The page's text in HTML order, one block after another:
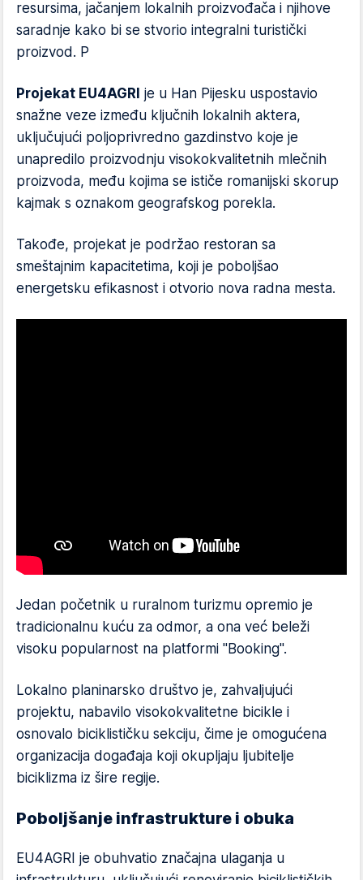
resursima, jačanjem lokalnih proizvođača i njihove
saradnje kako bi se stvorio integralni turistički
proizvod. P
Projekat EU4AGRI je u Han Pijesku uspostavio
snažne veze između ključnih lokalnih aktera,
uključujući poljoprivredno gazdinstvo koje je
unapredilo proizvodnju visokokvalitetnih mlečnih
proizvoda, među kojima se ističe romanijski skorup
kajmak s oznakom geografskog porekla.
Takođe, projekat je podržao restoran sa
smeštajnim kapacitetima, koji je poboljšao
energetsku efikasnost i otvorio nova radna mesta.
Jedan početnik u ruralnom turizmu opremio je
tradicionalnu kuću za odmor, a ona već beleži
visoku popularnost na platformi "Booking".
Lokalno planinarsko društvo je, zahvaljujući
projektu, nabavilo visokokvalitetne bicikle i
osnovalo biciklističku sekciju, čime je omogućena
organizacija događaja koji okupljaju ljubitelje
biciklizma iz šire regije.
Poboljšanje infrastrukture i obuka
EU4AGRI je obuhvatio značajna ulaganja u